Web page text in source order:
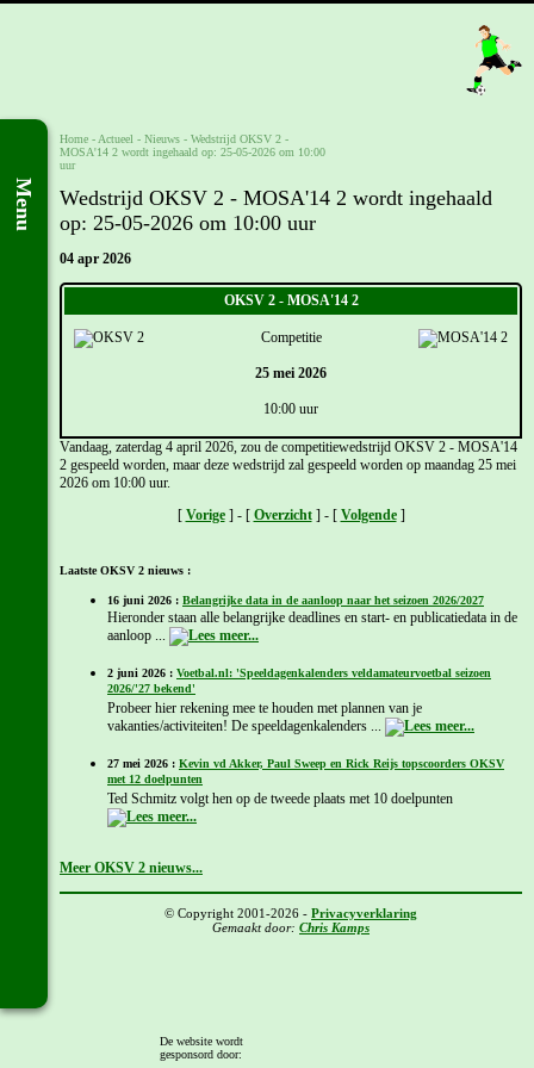
Menu
Home - Actueel - Nieuws - Wedstrijd OKSV 2 -
MOSA'14 2 wordt ingehaald op: 25-05-2026 om 10:00
uur
Wedstrijd OKSV 2 - MOSA'14 2 wordt ingehaald
op: 25-05-2026 om 10:00 uur
04 apr 2026
OKSV 2 - MOSA'14 2
Competitie
25 mei 2026
10:00 uur
Vandaag, zaterdag 4 april 2026, zou de competitiewedstrijd OKSV 2 - MOSA'14
2 gespeeld worden, maar deze wedstrijd zal gespeeld worden op maandag 25 mei
2026 om 10:00 uur.
[ Vorige] - [ Overzicht] - [ Volgende]
Laatste OKSV 2 nieuws :
16 juni 2026 : Belangrijke data in de aanloop naar het seizoen 2026/2027
Hieronder staan alle belangrijke deadlines en start- en publicatiedata in de
aanloop ...
2 juni 2026 : Voetbal.nl: 'Speeldagenkalenders veldamateurvoetbal seizoen
2026/'27 bekend'
Probeer hier rekening mee te houden met plannen van je
vakanties/activiteiten! De speeldagenkalenders ...
27 mei 2026 : Kevin vd Akker, Paul Sweep en Rick Reijs topscoorders OKSV
met 12 doelpunten
Ted Schmitz volgt hen op de tweede plaats met 10 doelpunten
Meer OKSV 2 nieuws...
© Copyright 2001-2026 - Privacyverklaring
Gemaakt door: Chris Kamps
De website wordt
gesponsord door: